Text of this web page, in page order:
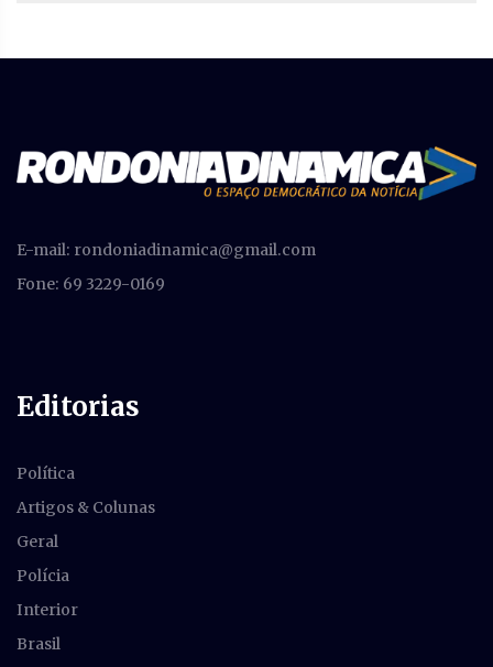
E-mail: rondoniadinamica@gmail.com
Fone: 69 3229-0169
Editorias
Política
Artigos & Colunas
Geral
Polícia
Interior
Brasil